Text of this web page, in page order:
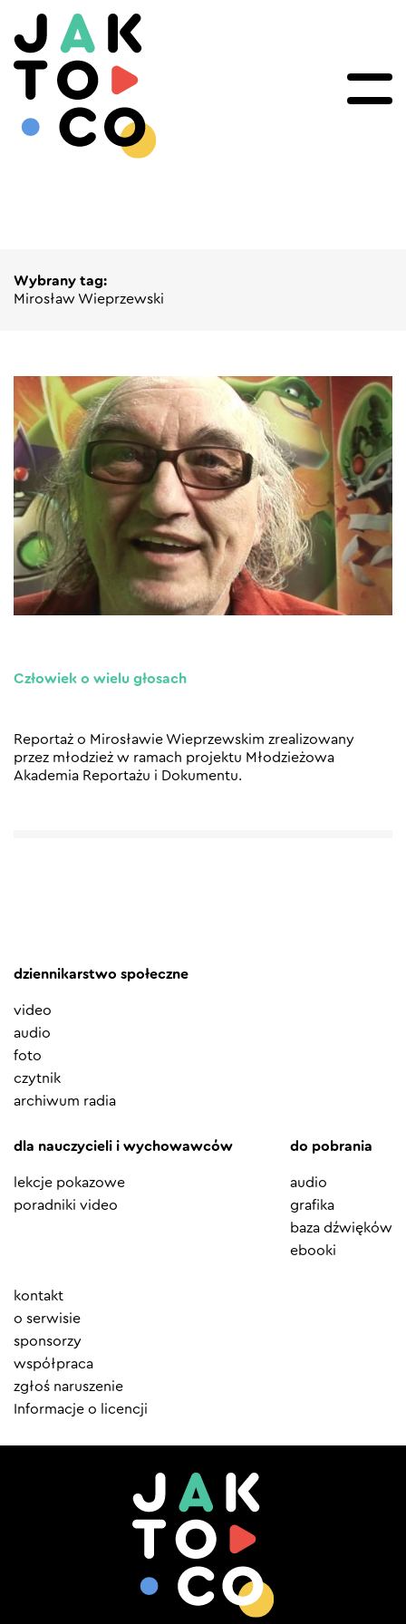
Wybrany tag:
Mirosław Wieprzewski
Człowiek o wielu głosach
Reportaż o Mirosławie Wieprzewskim zrealizowany
przez młodzież w ramach projektu Młodzieżowa
Akademia Reportażu i Dokumentu.
dziennikarstwo społeczne
video
audio
foto
czytnik
archiwum radia
dla nauczycieli i wychowawców
lekcje pokazowe
poradniki video
do pobrania
audio
grafika
baza dźwięków
ebooki
Element
menu
kontakt
o serwisie
sponsorzy
współpraca
zgłoś naruszenie
Informacje o licencji